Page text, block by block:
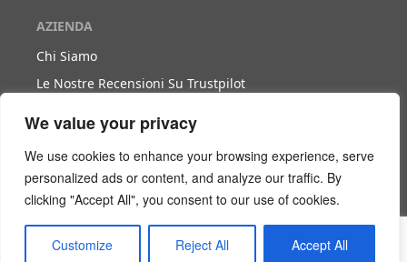
We value your privacy
We use cookies to enhance your browsing experience, serve
personalized ads or content, and analyze our traffic. By
clicking "Accept All", you consent to our use of cookies.
Customize Reject All Accept All
AZIENDA
Chi Siamo
Le Nostre Recensioni Su Trustpilot
LAVORA CON NOI
Diventa Nostro Partner
Diventa Nostro Agente